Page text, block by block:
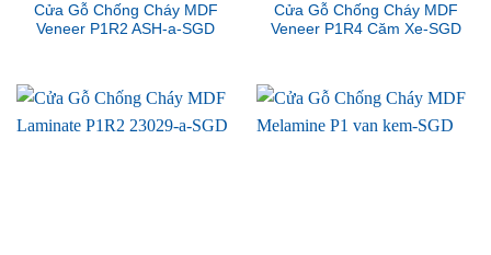
Cửa Gỗ Chống Cháy MDF
Veneer P1R2 ASH-a-SGD
Cửa Gỗ Chống Cháy MDF
Veneer P1R4 Căm Xe-SGD